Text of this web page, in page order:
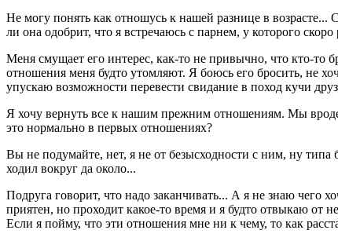
Не могу понять как отношусь к нашей разнице в
ли она одобрит, что я встречаюсь с парнем, у которого
Меня смущает его интерес, как-то не привычно, что кто-то
отношения меня будто утомляют. Я боюсь его бросить, не
упускаю возможности перевести свидание в поход кучи
Я хочу вернуть все к нашим прежним отношениям. Мы
это нормально в первых отношениях?
Вы не подумайте, нет, я не от безысходности с ним, ну типа
ходил вокруг да около...
Подруга говорит, что надо заканчивать... А я не знаю
приятен, но проходит какое-то время и я будто отвыкаю от
Если я пойму, что эти отношения мне ни к чему, то как